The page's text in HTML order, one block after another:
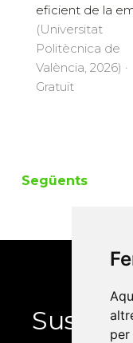
eficient de la
(Universitat
Politècnica de
València, 2026) ·
Gratuït
Següents